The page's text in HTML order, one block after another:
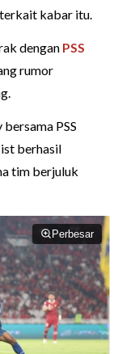
terkait kabar itu.
dengan PSS
rumor
PSS
berhasil
tim berjuluk
Perbesar